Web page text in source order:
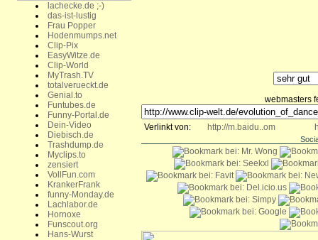
lachecke.de ;-)
das-ist-lustig
Frau Popper
Hodenmumps.net
Clip-Pix
EasyWitze.de
Clip-World
MyTrash.TV
totalverueckt.de
Genial.to
Funtubes.de
Funny-Portal.de
Dein-Video
Diebisch.de
Trashdump.de
Myclips.to
zensiert
VollFun.com
KrankerFrank
funny-Monday.de
Lachlabor.de
Hornoxe
Funscout.org
Hans-Wurst
webmasters
Verlinkt von: http://m.baidu..om